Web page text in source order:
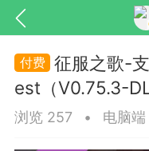
征服之歌-
est（V0.75.3-
浏览 257 • 电脑端